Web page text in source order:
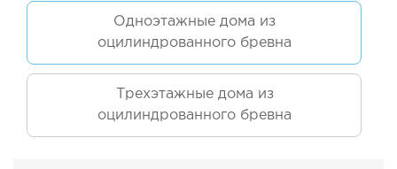
Одноэтажные дома из
оцилиндрованного бревна
Трехэтажные дома из
оцилиндрованного бревна